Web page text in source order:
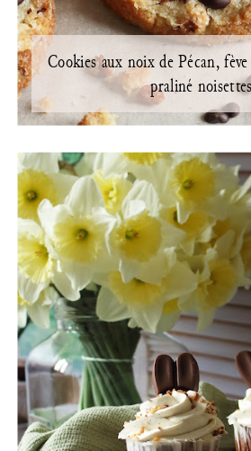
Cookies aux noix de Pécan,
praliné